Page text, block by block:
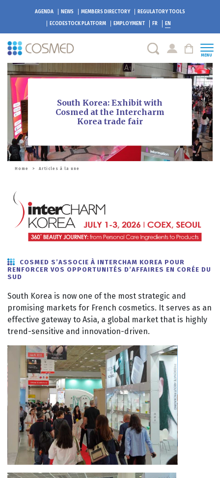
AGENDA NEWS MEMBERS DIRECTORY
REGULATORY TOOLS
ECODESTOCK PLATFORM EMPLOYMENT FR EN
MENU
South Korea: Exhibit with
Cosmed at the Intercharm
Korea trade fair
Home > Articles à la une
COSMED S’ASSOCIE À INTERCHAM KOREA POUR
RENFORCER VOS OPPORTUNITÉS D’AFFAIRES EN CORÉE DU
SUD
South Korea is now one of the most strategic and
promising markets for French cosmetics. It serves as an
effective gateway to Asia, a global market that is highly
trend-sensitive and innovation-driven.